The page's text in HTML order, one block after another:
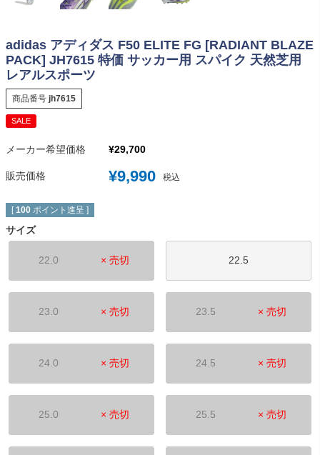
adidas アディダス F50 ELITE FG [RADIANT BLAZE
PACK] JH7615 特価 サッカー用 スパイク 天然芝用
レアルスポーツ
商品番号 jh7615
SALE
メーカー希望価格 ¥29,700
販売価格 ¥9,990 税込
[ 100 ポイント進呈 ]
サイズ
22.0 × 売切 22.5
23.0 × 売切 23.5 × 売切
24.0 × 売切 24.5 × 売切
25.0 × 売切 25.5 × 売切